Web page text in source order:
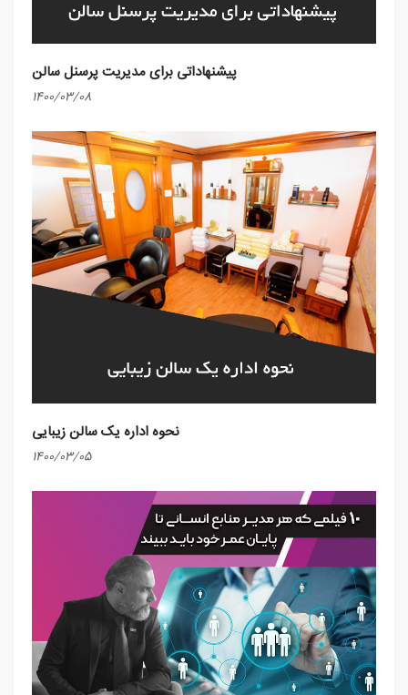
پیشنهاداتی برای مدیریت پرسنل سالن
1400/03/08
نحوه اداره یک سالن زیبایی
1400/03/05